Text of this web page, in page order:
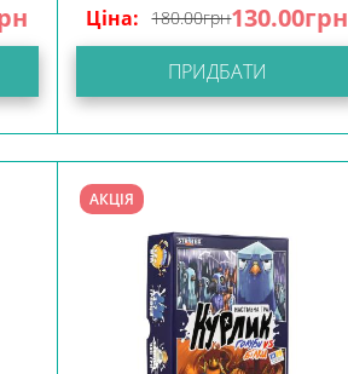
Ціна: 180.00грн130.00грн
ПРИДБАТИ
АКЦІЯ